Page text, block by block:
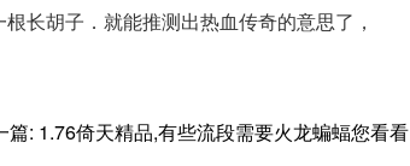
长胡子．就能推测出热血传奇的意思了，
篇: 1.76倚天精品,有些流段需要火龙蝙蝠您看看